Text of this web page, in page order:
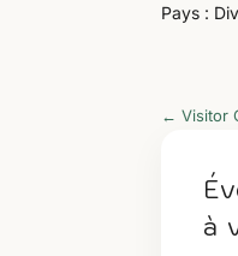
Pays :
←Visitor
à